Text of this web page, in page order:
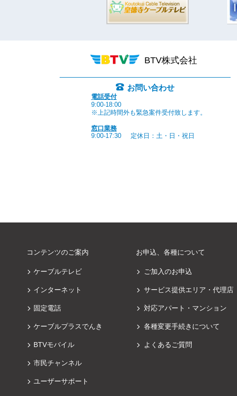
BTV株式会社
お問い合わせ
電話受付
9:00-18:00
※上記時間外も緊急案件受付致します。
窓口業務
9:00-17:30
定休日：土・日・祝日
コンテンツのご案内
ケーブルテレビ
インターネット
固定電話
ケーブルプラスでんき
BTVモバイル
市民チャンネル
ユーザーサポート
お申込、各種について
ご加入のお申込
サービス提供エリア・代理店
対応アパート・マンション
各種変更手続きについて
よくあるご質問